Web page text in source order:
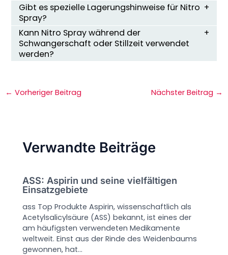
Gibt es spezielle Lagerungshinweise für Nitro
Spray?
Kann Nitro Spray während der
Schwangerschaft oder Stillzeit verwendet
werden?
← Vorheriger Beitrag Nächster Beitrag →
Verwandte Beiträge
ASS: Aspirin und seine vielfältigen
Einsatzgebiete
ass Top Produkte Aspirin, wissenschaftlich als
Acetylsalicylsäure (ASS) bekannt, ist eines der
am häufigsten verwendeten Medikamente
weltweit. Einst aus der Rinde des Weidenbaums
gewonnen, hat…